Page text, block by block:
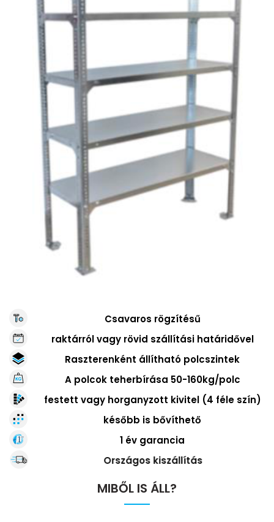
Csavaros rögzítésű
raktárról vagy rövid szállítási határidővel
Raszterenként állítható polcszintek
A polcok teherbírása 50-160kg/polc
festett vagy horganyzott kivitel (4 féle szín)
később is bővíthető
1 1 év garancia
UGP Országos kiszállítás
MIBŐL IS ÁLL?